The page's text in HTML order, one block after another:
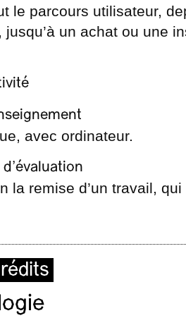
le parcours utilisateur,
un achat ou une
avec ordinateur.
la remise d’un travail,